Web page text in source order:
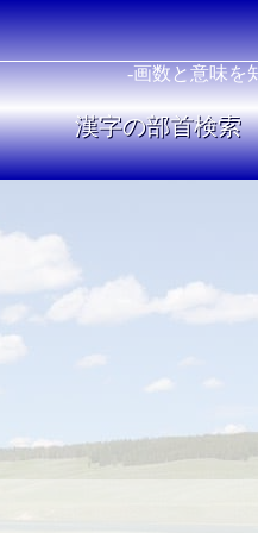
-画数と意味を
漢字の部首検索